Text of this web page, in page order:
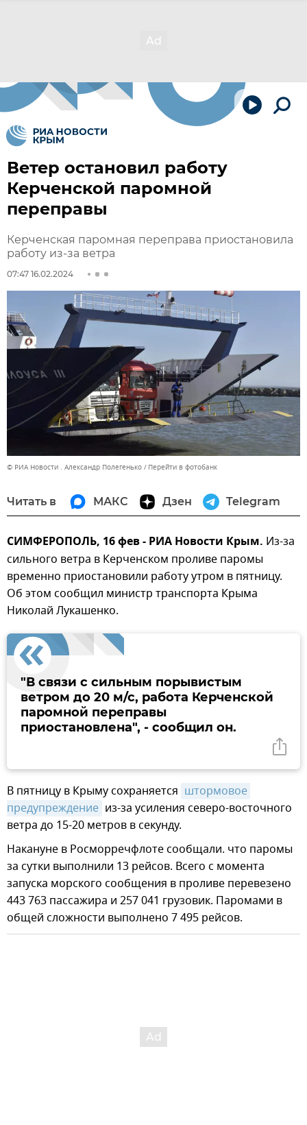
Ветер остановил работу
Керченской паромной
переправы
Керченская паромная переправа приостановила
работу из-за ветра
07:47 16.02.2024
© РИА Новости . Александр Полегенько Перейти в фотобанк
Читать в МАКС Дзен Telegram
СИМФЕРОПОЛЬ, 16 фев - РИА Новости Крым. Из-за
сильного ветра в Керченском проливе паромы
временно приостановили работу утром в пятницу.
Об этом сообщил министр транспорта Крыма
Николай Лукашенко.
"В связи с сильным порывистым
ветром до 20 м/с, работа Керченской
паромной переправы
приостановлена", - сообщил он.
В пятницу в Крыму сохраняется штормовое
предупреждение из-за усиления северо-восточного
ветра до 15-20 метров в секунду.
Накануне в Росморречфлоте сообщали. что паромы
за сутки выполнили 13 рейсов. Всего с момента
запуска морского сообщения в проливе перевезено
443 763 пассажира и 257 041 грузовик. Паромами в
общей сложности выполнено 7 495 рейсов.